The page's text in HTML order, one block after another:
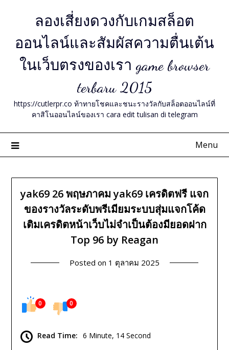
ลองเสี่ยงดวงกับเกมสล็อต
ออนไลน์และสัมผัสความตื่นเต้น
ในเว็บตรงของเรา game browser
terbaru 2015
https://cutlerpr.co ท้าทายโชคและชนะรางวัลกับสล็อตออนไลน์ที่
คาสิโนออนไลน์ของเรา cara edit tulisan di telegram
Menu
yak69 26 พฤษภาคม yak69 เครดิตฟรี แจก
ของรางวัลระดับพรีเมียมระบบสุ่มแจกโค้ด
เติมเครดิตหน้าเว็บไม่จำเป็นต้องมียอดฝาก
Top 96 by Reagan
Posted on 1 ตุลาคม 2025
0 0
Read Time: 6 Minute, 14 Second